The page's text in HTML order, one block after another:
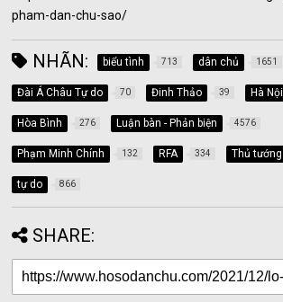
pham-dan-chu-sao/
NHÃN: biểu tình 713 dân chủ 1651
Đài Á Châu Tự do 70 Đinh Thảo 39 Hà Nội
Hòa Bình 276 Luận bàn - Phản biện 4576
Phạm Minh Chính 132 RFA 334 Thủ tướng
tự do 866
SHARE: